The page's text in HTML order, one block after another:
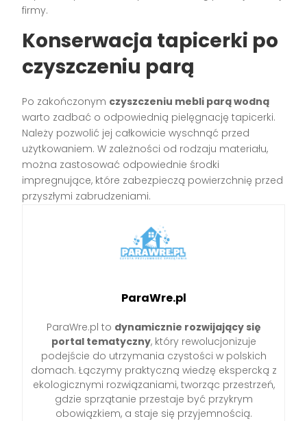
firmy.
Konserwacja tapicerki po
czyszczeniu parą
Po zakończonym czyszczeniu mebli parą wodną
warto zadbać o odpowiednią pielęgnację tapicerki.
Należy pozwolić jej całkowicie wyschnąć przed
użytkowaniem. W zależności od rodzaju materiału,
można zastosować odpowiednie środki
impregnujące, które zabezpieczą powierzchnię przed
przyszłymi zabrudzeniami.
ParaWre.pl
ParaWre.pl to dynamicznie rozwijający się
portal tematyczny, który rewolucjonizuje
podejście do utrzymania czystości w polskich
domach. Łączymy praktyczną wiedzę ekspercką z
ekologicznymi rozwiązaniami, tworząc przestrzeń,
gdzie sprzątanie przestaje być przykrym
obowiązkiem, a staje się przyjemnością.